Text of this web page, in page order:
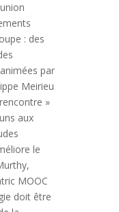
: des
par
Meirieu
»
aux
le
MOOC
doit être